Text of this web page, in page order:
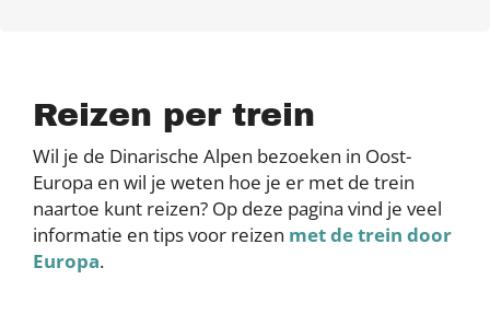
Reizen per trein
Wil je de Dinarische Alpen bezoeken in Oost-
Europa en wil je weten hoe je er met de trein
naartoe kunt reizen? Op deze pagina vind je veel
informatie en tips voor reizen met de trein door
Europa.